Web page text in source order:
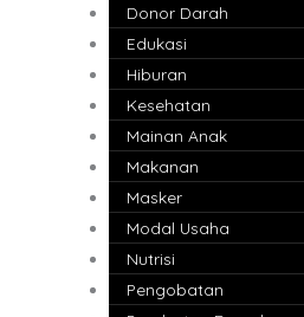
Donor Darah
Edukasi
Hiburan
Kesehatan
Mainan Anak
Makanan
Masker
Modal Usaha
Nutrisi
Pengobatan